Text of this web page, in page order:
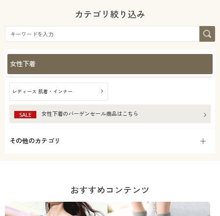
カテゴリ絞り込み
女性下着
レディース 肌着・インナー
SALE 女性下着のバーゲンセール商品はこちら
その他のカテゴリ
おすすめコンテンツ